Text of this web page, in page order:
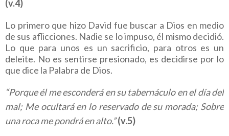
(v.4)
Lo primero que hizo David fue buscar a Dios en medio
de sus aflicciones. Nadie se lo impuso, él mismo decidió.
Lo que para unos es un sacrificio, para otros es un
deleite. No es sentirse presionado, es decidirse por lo
que dice la Palabra de Dios.
“Porque él me esconderá en su tabernáculo en el día del
mal; Me ocultará en lo reservado de su morada; Sobre
una roca me pondrá en alto.”(v.5)